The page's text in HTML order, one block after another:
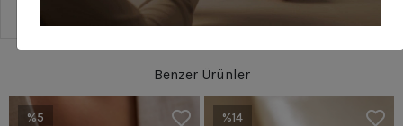
Sipariş Ve Teslimat
Benzer Ürünler
%5 %14